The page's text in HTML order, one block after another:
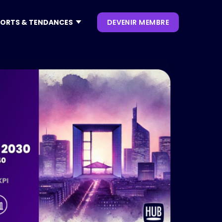
KEYNOTES
CLIENT
& TENDANCES
CONTENUS
LIVRES BLANCS
OUVRAGES
NEWSLETTERS
HUB LANDSCAPE :
CARTOGRAPHIE DES
OUTILS IA GÉNÉRATIVE
DEVENIR MEMBRE